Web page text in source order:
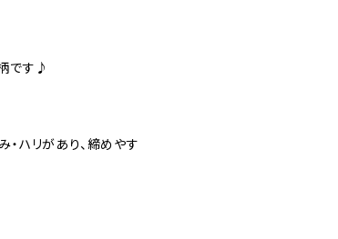
です♪
ハリがあり、締めやす